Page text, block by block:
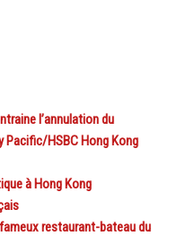
l’annulation du
Pacific/HSBC Hong Kong
à Hong Kong
fameux restaurant-bateau du